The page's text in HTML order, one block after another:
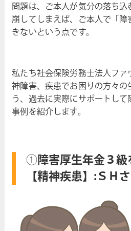
問題は、ご本人が気分の落ち
崩してしまえば、ご本人で「
きないという点です。
私たち社会保険労務士法人フ
神障害、疾患でお困りの方々の
う、過去に実際にサポートし
事例を紹介します。
①障害厚生年金３
【精神疾患】:ＳＨ